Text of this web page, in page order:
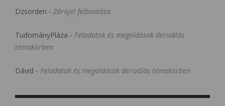
Dzsorden - Zárójel felbontása
TudományPláza - Feladatok és megoldások deriválás
témakörben
Dávid - Feladatok és megoldások deriválás témakörben